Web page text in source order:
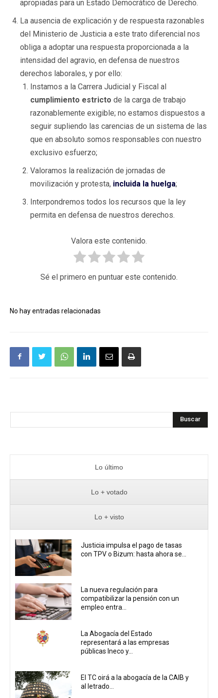
apropiadas para un Estado Democrático de Derecho.
La ausencia de explicación y de respuesta razonables
del Ministerio de Justicia a este trato diferencial nos
obliga a adoptar una respuesta proporcionada a la
intensidad del agravio, en defensa de nuestros
derechos laborales, y por ello:
Instamos a la Carrera Judicial y Fiscal al
cumplimiento estricto de la carga de trabajo
razonablemente exigible; no estamos dispuestos a
seguir supliendo las carencias de un sistema de las
que en absoluto somos responsables con nuestro
exclusivo esfuerzo;
Valoramos la realización de jornadas de
movilización y protesta, incluida la huelga;
Interpondremos todos los recursos que la ley
permita en defensa de nuestros derechos.
Valora este contenido.
Sé el primero en puntuar este contenido.
No hay entradas relacionadas
Buscar
Lo último
Lo + votado
Lo + visto
Justicia impulsa el pago de tasas
con TPV o Bizum: hasta ahora se...
La nueva regulación para
compatibilizar la pensión con un
empleo entra...
La Abogacía del Estado
representará a las empresas
públicas Ineco y...
El TC oirá a la abogacía de la CAIB y
al letrado...